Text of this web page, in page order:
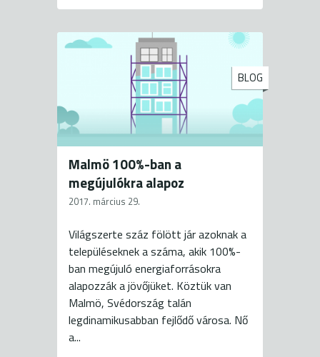
BLOG
Malmö 100%-ban a
megújulókra alapoz
2017. március 29.
Világszerte száz fölött jár azoknak a
településeknek a száma, akik 100%-
ban megújuló energiaforrásokra
alapozzák a jövőjüket. Köztük van
Malmö, Svédország talán
legdinamikusabban fejlődő városa. Nő
a...